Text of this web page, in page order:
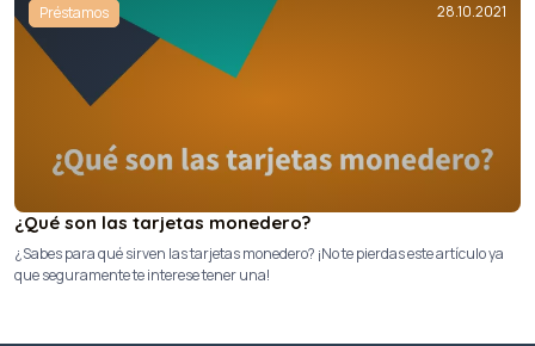
Préstamos 28.10.2021
¿Qué son las tarjetas monedero?
¿Sabes para qué sirven las tarjetas monedero? ¡No te pierdas este artículo ya
que seguramente te interese tener una!